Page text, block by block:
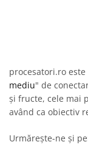
procesatori.ro
mediu" de
și fructe, cele mai
având ca obiectiv
Urmărește-ne și